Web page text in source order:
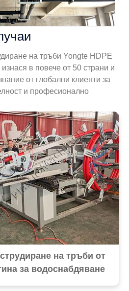
на тръби Yongte HDPE
в повече от 50 страни и
от глобални клиенти за
и професионално
на тръби от
за водоснабдяване